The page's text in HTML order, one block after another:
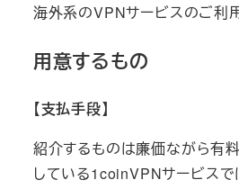
海外系のVPNサービスのご利
用意するもの
【支払手段】
紹介するものは廉価ながら有
している1coinVPNサービス